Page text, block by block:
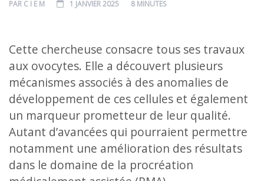
PAR C I E M 1 JANVIER 2025 8 MINUTES
Cette chercheuse consacre tous ses travaux
aux ovocytes. Elle a découvert plusieurs
mécanismes associés à des anomalies de
développement de ces cellules et également
un marqueur prometteur de leur qualité.
Autant d’avancées qui pourraient permettre
notamment une amélioration des résultats
dans le domaine de la procréation